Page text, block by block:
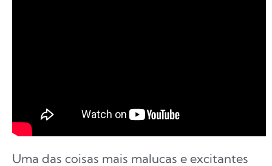
Uma das coisas mais malucas e excitantes